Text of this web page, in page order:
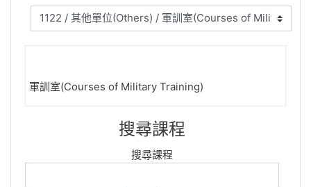
軍訓室(Courses of Military Training)
搜尋課程
搜尋課程